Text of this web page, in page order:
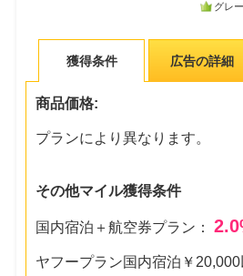
グレ
獲得条件 広告の詳細
商品価格:
プランにより異なります。
その他マイル獲得条件
国内宿泊＋航空券プラン：2.0
ヤフープラン国内宿泊￥20,000